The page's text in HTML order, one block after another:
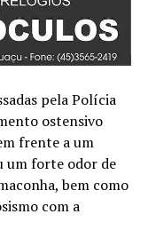
pela Polícia
ostensivo
frente a um
um forte odor de
bem como
com a